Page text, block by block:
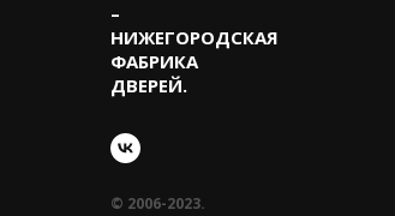
–
НИЖЕГОРОДСКАЯ
ФАБРИКА
ДВЕРЕЙ.
© 2006-2023.